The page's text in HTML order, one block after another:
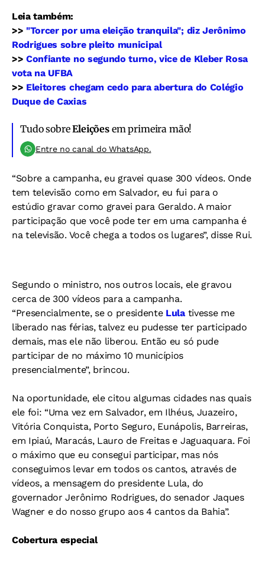
Leia também:
>> "Torcer por uma eleição tranquila"; diz Jerônimo
Rodrigues sobre pleito municipal
>>Confiante no segundo turno, vice de Kleber Rosa
vota na UFBA
>> Eleitores chegam cedo para abertura do Colégio
Duque de Caxias
Tudo sobreEleiçõesem primeira mão!
Entre no canal do WhatsApp.
“Sobre a campanha, eu gravei quase 300 vídeos. Onde
tem televisão como em Salvador, eu fui para o
estúdio gravar como gravei para Geraldo. A maior
participação que você pode ter em uma campanha é
na televisão. Você chega a todos os lugares”, disse Rui.
Segundo o ministro, nos outros locais, ele gravou
cerca de 300 vídeos para a campanha.
“Presencialmente, se o presidente Lula tivesse me
liberado nas férias, talvez eu pudesse ter participado
demais, mas ele não liberou. Então eu só pude
participar de no máximo 10 municípios
presencialmente”, brincou.
Na oportunidade, ele citou algumas cidades nas quais
ele foi: “Uma vez em Salvador, em Ilhéus, Juazeiro,
Vitória Conquista, Porto Seguro, Eunápolis, Barreiras,
em Ipiaú, Maracás, Lauro de Freitas e Jaguaquara. Foi
o máximo que eu consegui participar, mas nós
conseguimos levar em todos os cantos, através de
vídeos, a mensagem do presidente Lula, do
governador Jerônimo Rodrigues, do senador Jaques
Wagner e do nosso grupo aos 4 cantos da Bahia”.
Cobertura especial